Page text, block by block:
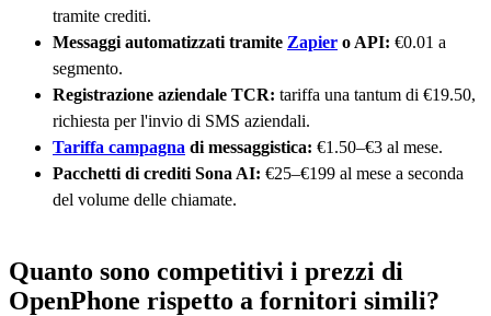
tramite crediti.
Messaggi automatizzati tramite Zapier o API: €0.01 a
segmento.
Registrazione aziendale TCR: tariffa una tantum di €19.50,
richiesta per l'invio di SMS aziendali.
Tariffa campagna di messaggistica: €1.50–€3 al mese.
Pacchetti di crediti Sona AI: €25–€199 al mese a seconda
del volume delle chiamate.
Quanto sono competitivi i prezzi di
OpenPhone rispetto a fornitori simili?